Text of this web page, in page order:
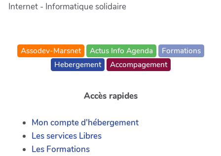
Internet - Informatique solidaire
Assodev-Marsnet Actus Info Agenda
Formations
Hebergement
Accompagement
Accès rapides
Mon compte d'hébergement
Les services Libres
Les Formations